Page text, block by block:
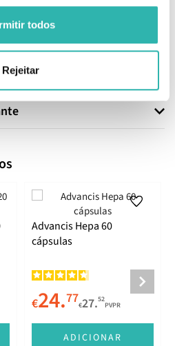
todos
Rejeitar
Advancis Hepa 60
cápsulas
€24.77€27.52
PVPR
ADICIONAR